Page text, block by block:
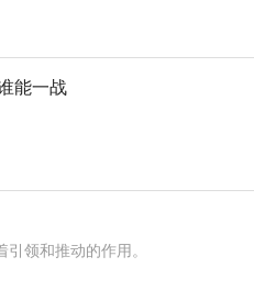
能一战
领和推动的作用。